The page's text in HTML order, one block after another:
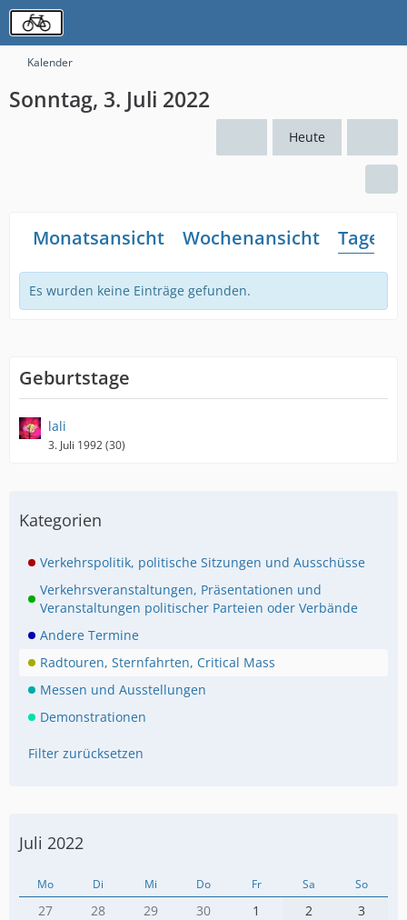
Kalender
Sonntag, 3. Juli 2022
Heute
Monatsansicht Wochenansicht
Es wurden keine Einträge gefunden.
Geburtstage
lali
3. Juli 1992 (30)
Kategorien
Verkehrspolitik, politische Sitzungen und Ausschüsse
Verkehrsveranstaltungen, Präsentationen und
Veranstaltungen politischer Parteien oder Verbände
Andere Termine
Radtouren, Sternfahrten, Critical Mass
Messen und Ausstellungen
Demonstrationen
Filter zurücksetzen
Juli 2022
Mo Di Mi Do Fr Sa So
27 28 29 30 1 2
3